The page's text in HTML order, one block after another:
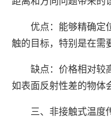
优点：能够精确定
触的目标，特别是在需
缺点：价格相对较高
如表面反射性差的物体
三、非接触式温度